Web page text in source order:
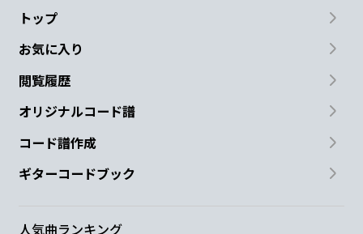
トップ
お気に入り
閲覧履歴
オリジナルコード譜
コード譜作成
ギターコードブック
人気曲ランキング